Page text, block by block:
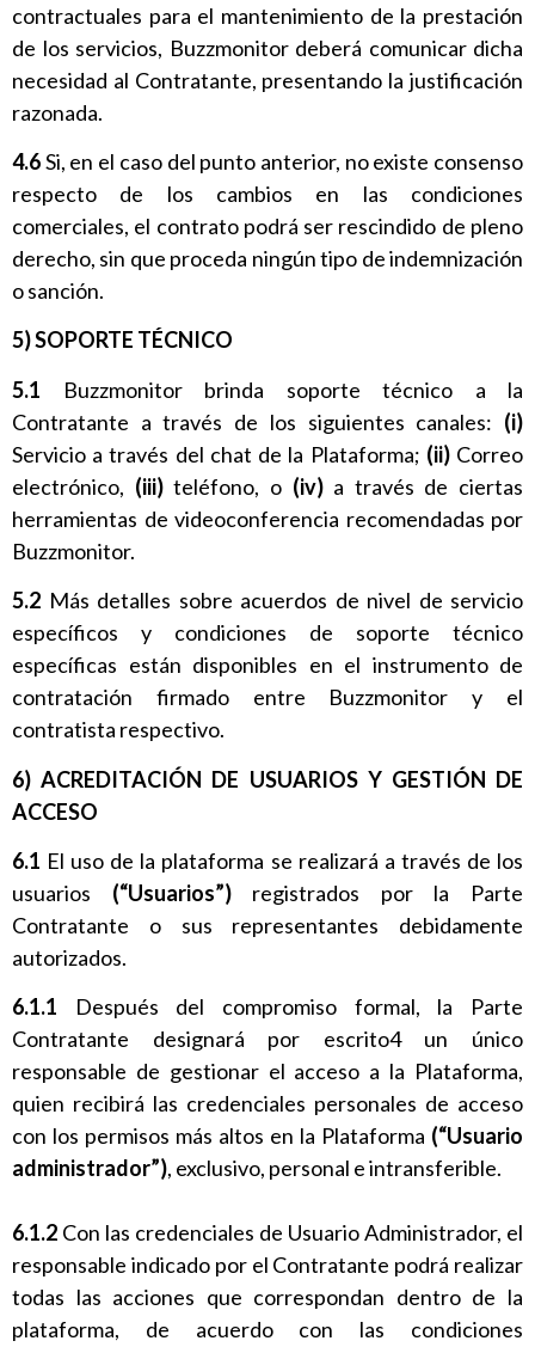
contractuales para el mantenimiento de la prestación
de los servicios, Buzzmonitor deberá comunicar dicha
necesidad al Contratante, presentando la justificación
razonada.
4.6Si, en el caso del punto anterior, no existe consenso
respecto de los cambios en las condiciones
comerciales, el contrato podrá ser rescindido de pleno
derecho, sin que proceda ningún tipo de indemnización
o sanción.
5) SOPORTE TÉCNICO
5.1 Buzzmonitor brinda soporte técnico a la
Contratante a través de los siguientes canales: (i)
Servicio a través del chat de la Plataforma; (ii) Correo
electrónico, (iii)teléfono, o (iv) a través de ciertas
herramientas de videoconferencia recomendadas por
Buzzmonitor.
5.2 Más detalles sobre acuerdos de nivel de servicio
específicos y condiciones de soporte técnico
específicas están disponibles en el instrumento de
contratación firmado entre Buzzmonitor y el
contratista respectivo.
6) ACREDITACIÓN DE USUARIOS Y GESTIÓN DE
ACCESO
6.1 El uso de la plataforma se realizará a través de los
usuarios (“Usuarios”) registrados por la Parte
Contratante o sus representantes debidamente
autorizados.
6.1.1 Después del compromiso formal, la Parte
Contratante designará por escrito4 un único
responsable de gestionar el acceso a la Plataforma,
quien recibirá las credenciales personales de acceso
con los permisos más altos en la Plataforma (“Usuario
administrador”), exclusivo, personal e intransferible.
6.1.2 Con las credenciales de Usuario Administrador, el
responsable indicado por el Contratante podrá realizar
todas las acciones que correspondan dentro de la
plataforma, de acuerdo con las condiciones